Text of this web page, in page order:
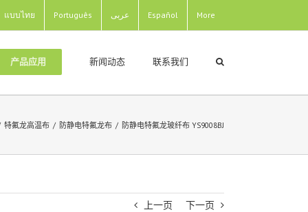
แบบไทย Português عربى Español More
产品应用 新闻动态 联系我们
特氟龙高温布 / 防静电特氟龙布 / 防静电特氟龙玻纤布 YS9008BJ
上一页 下一页